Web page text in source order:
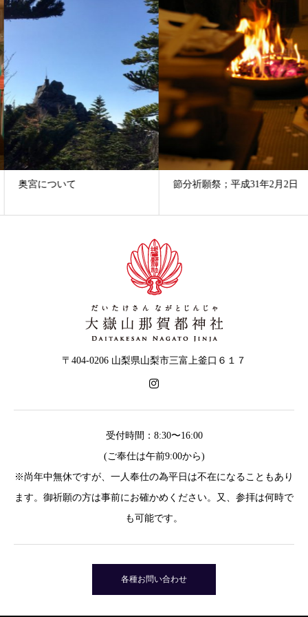
奥宮について 節分祈願祭；平成31年2月2日
〒404-0206 山梨県山梨市三富上釜口６１７
受付時間：8:30〜16:00
(ご奉仕は午前9:00から)
※尚年中無休ですが、一人奉仕の為平日は不在になることもあり
ます。御祈願の方は事前にお確かめください。又、参拝は何時で
も可能です。
各種お問い合わせ